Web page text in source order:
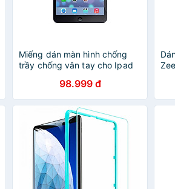
Miếng dán màn hình chống
trầy chống vân tay cho Ipad
air 2/ ipad pro 9.7/ ipad pro
10.5/ ipad 11 inch/ ipad 2018/
ipad 2017/ mini 5/ air 3 2019
10.5 inch - Hàng nhập khẩu
98.999 đ